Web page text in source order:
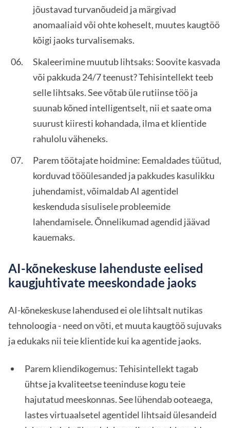
jõustavad turvanõudeid ja märgivad
anomaaliaid või ohte koheselt, muutes kaugtöö
kõigi jaoks turvalisemaks.
Skaleerimine muutub lihtsaks: Soovite kasvada
või pakkuda 24/7 teenust? Tehisintellekt teeb
selle lihtsaks. See võtab üle rutiinse töö ja
suunab kõned intelligentselt, nii et saate oma
suurust kiiresti kohandada, ilma et klientide
rahulolu väheneks.
Parem töötajate hoidmine: Eemaldades tüütud,
korduvad tööülesanded ja pakkudes kasulikku
juhendamist, võimaldab AI agentidel
keskenduda sisulisele probleemide
lahendamisele. Õnnelikumad agendid jäävad
kauemaks.
AI-kõnekeskuse lahenduste eelised
kaugjuhtivate meeskondade jaoks
AI-kõnekeskuse lahendused ei ole lihtsalt nutikas
tehnoloogia - need on võti, et muuta kaugtöö sujuvaks
ja edukaks nii teie klientide kui ka agentide jaoks.
Parem kliendikogemus: Tehisintellekt tagab
ühtse ja kvaliteetse teeninduse kogu teie
hajutatud meeskonnas. See lühendab ooteaega,
lastes virtuaalsetel agentidel lihtsaid ülesandeid